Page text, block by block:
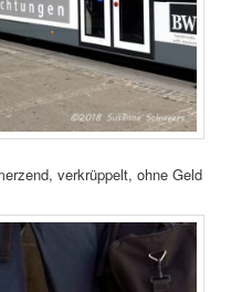
verkrüppelt, ohne Geld